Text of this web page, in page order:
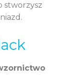
stworzysz